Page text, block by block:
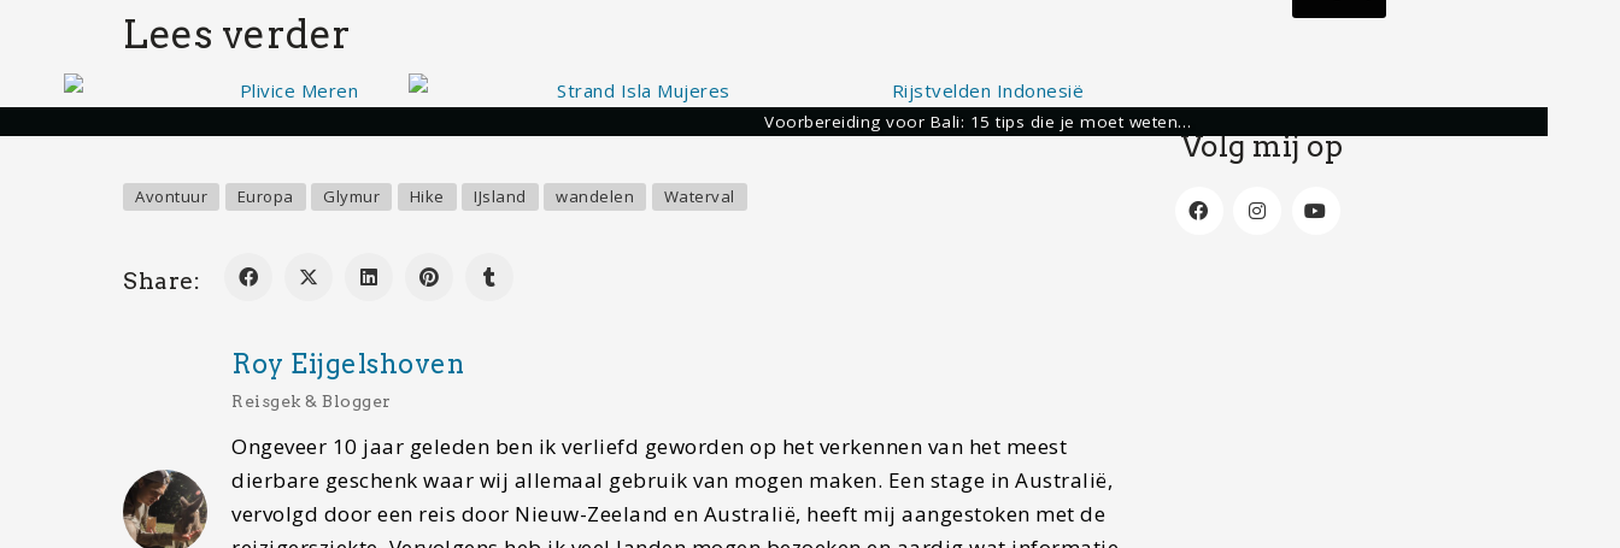
Lees verder
Isla Mujeres: een volledige reisgids voor dit…Voorbereiding voor Bali: 15 tips die je moet weten…
Avontuur Europa Glymur Hike IJsland wandelen Waterval
Share:
Roy Eijgelshoven
Reisgek & Blogger
Ongeveer 10 jaar geleden ben ik verliefd geworden op het verkennen van het meest
dierbare geschenk waar wij allemaal gebruik van mogen maken. Een stage in Australië,
vervolgd door een reis door Nieuw-Zeeland en Australië, heeft mij aangestoken met de
Volg mij op